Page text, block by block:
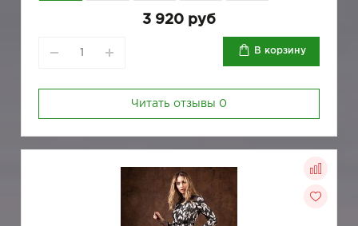
3 920 руб
В корзину
Читать отзывы 0